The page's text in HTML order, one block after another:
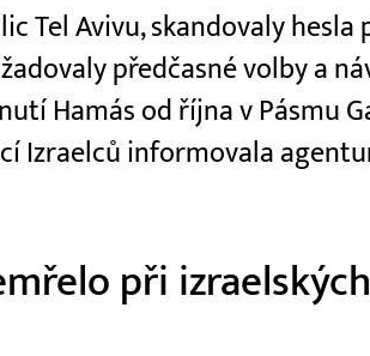
Tel Avivu, skandovaly hesla
předčasné volby a
Hamás od října v Pásmu
Izraelců informovala
při